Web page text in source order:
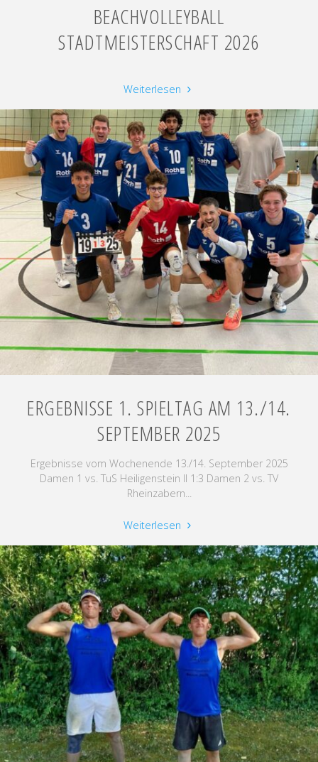
BEACHVOLLEYBALL
STADTMEISTERSCHAFT 2026
Weiterlesen "Beachvolleyball
Stadtmeisterschaft
2026"
ERGEBNISSE 1. SPIELTAG AM 13./14.
SEPTEMBER 2025
Ergebnisse vom Wochenende 13./14. September 2025
Damen 1 vs. TuS Heiligenstein II 1:3 Damen 2 vs. TV
Rheinzabern...
Weiterlesen "Ergebnisse
1.
Spieltag
am
13./14.
September
2025"